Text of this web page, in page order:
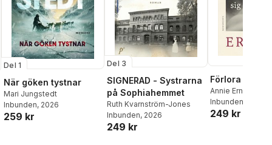
röster:
Del 1
När göken tystnar
Mari Jungstedt
Inbunden, 2026
259 kr
Del 3
SIGNERAD - Systrarna
på Sophiahemmet
Ruth Kvarnström-Jones
Inbunden, 2026
249 kr
Förlora sig
Annie Ernaux
Inbunden
249 kr